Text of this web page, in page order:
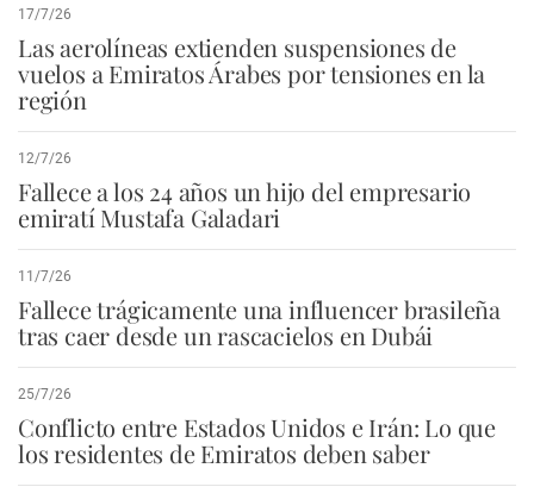
17/7/26
Las aerolíneas extienden suspensiones de
vuelos a Emiratos Árabes por tensiones en la
región
12/7/26
Fallece a los 24 años un hijo del empresario
emiratí Mustafa Galadari
11/7/26
Fallece trágicamente una influencer brasileña
tras caer desde un rascacielos en Dubái
25/7/26
Conflicto entre Estados Unidos e Irán: Lo que
los residentes de Emiratos deben saber